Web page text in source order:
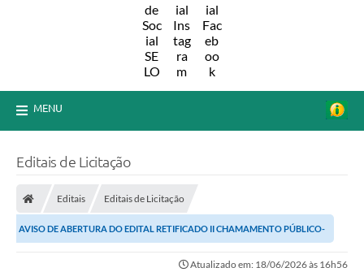
MENU
Editais de Licitação
Editais Editais de Licitação
AVISO DE ABERTURA DO EDITAL RETIFICADO II CHAMAMENTO PÚBLICO-
Atualizado em: 18/06/2026 às 16h56